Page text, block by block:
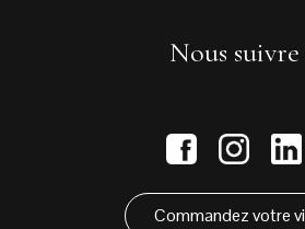
Nous suivre
Commandez votre